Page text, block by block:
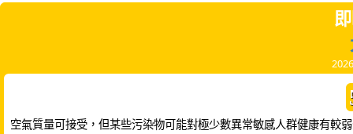
空氣質量可接受，但某些污染物可能對極少數異常敏感人群健康有較